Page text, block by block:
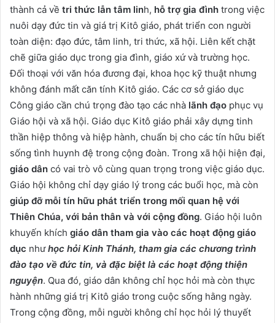
thành cả về tri thức lẫn tâm linh, hỗ trợ gia đình trong việc
nuôi dạy đức tin và giá trị Kitô giáo, phát triển con người
toàn diện: đạo đức, tâm linh, tri thức, xã hội. Liên kết chặt
chẽ giữa giáo dục trong gia đình, giáo xứ và trường học.
Đối thoại với văn hóa đương đại, khoa học kỹ thuật nhưng
không đánh mất căn tính Kitô giáo. Các cơ sở giáo dục
Công giáo cần chú trọng đào tạo các nhà lãnh đạo phục vụ
Giáo hội và xã hội. Giáo dục Kitô giáo phải xây dựng tinh
thần hiệp thông và hiệp hành, chuẩn bị cho các tín hữu biết
sống tình huynh đệ trong cộng đoàn. Trong xã hội hiện đại,
giáo dân có vai trò vô cùng quan trọng trong việc giáo dục.
Giáo hội không chỉ dạy giáo lý trong các buổi học, mà còn
giúp đỡ mỗi tín hữu phát triển trong mối quan hệ với
Thiên Chúa, với bản thân và với cộng đồng. Giáo hội luôn
khuyến khích giáo dân tham gia vào các hoạt động giáo
dục nhưhọc hỏi Kinh Thánh, tham gia các chương trình
đào tạo về đức tin, và đặc biệt là các hoạt động thiện
nguyện. Qua đó, giáo dân không chỉ học hỏi mà còn thực
hành những giá trị Kitô giáo trong cuộc sống hằng ngày.
Trong cộng đồng, mỗi người không chỉ học hỏi lý thuyết